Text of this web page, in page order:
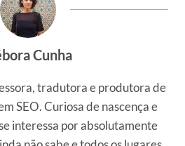
Cunha
tradutora e produtora de
SEO. Curiosa de nascença e
interessa por absolutamente